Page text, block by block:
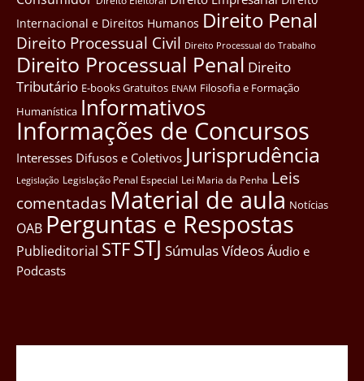
Internacional e Direitos Humanos Direito Penal
Direito Processual Civil Direito Processual do Trabalho
Direito Processual Penal Direito
Tributário E-books Gratuitos ENAM Filosofia e Formação
Humanística Informativos
Informações de Concursos
Interesses Difusos e Coletivos Jurisprudência
Legislação Legislação Penal Especial Lei Maria da Penha Leis
comentadas Material de aula Notícias
OAB Perguntas e Respostas
Publieditorial STFSTJ SúmulasVídeos Áudio e
Podcasts